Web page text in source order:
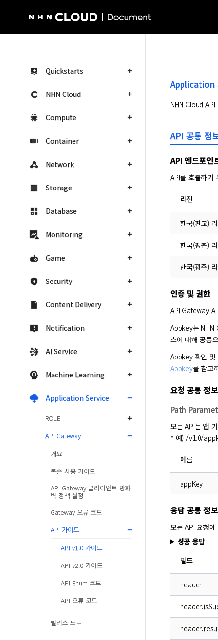
Quickstarts
NHN Cloud
Compute
Container
Network
Storage
Database
Monitoring
Game
Security
Content Delivery
Notification
AI Service
Machine Learning
Application Service
ROLE
API Gateway
개요
콘솔 사용 가이드
API Gateway 클라이언트 방화
벽 정책 설정
Gateway 오류 코드
API 가이드
API v1.0 가이드
API v2.0 가이드
API Enum 코드
API 오류 코드
릴리스 노트
Application
NHN Cloud
API 공통 정
API 엔드포인
API를 호출하기
리전
한국(판교)
한국(평촌)
한국(광주)
인증 및 권한
API Gateway
Appkey는 NHN
스에 대해 공통
Appkey 확인
Appkey를 참고
요청 공통 정보
Path
모든 API는 앱
* 예) /v1.0/
이름
appKey
응답 공통 정보
모든 API 요청
성공 응답
필드
header